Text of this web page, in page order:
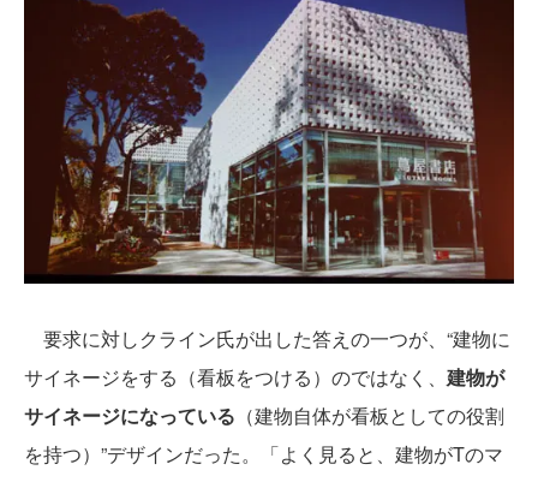
要求に対しクライン氏が出した答えの一つが、“建物に
サイネージをする（看板をつける）のではなく、 建物が
サイネージになっている （建物自体が看板としての役割
を持つ）”デザインだった。「よく見ると、建物がTのマ